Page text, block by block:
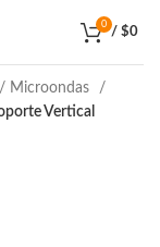
0
/ $0
Microondas
Vertical